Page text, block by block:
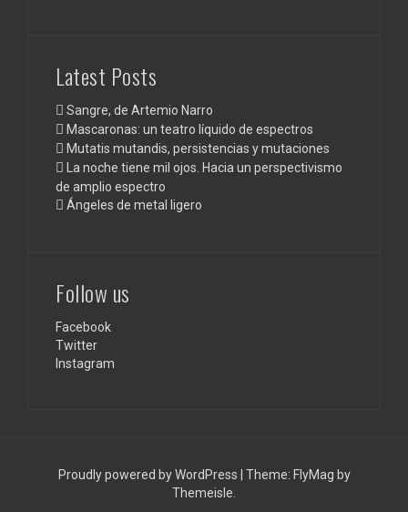
Latest Posts
Sangre, de Artemio Narro
Mascaronas: un teatro líquido de espectros
Mutatis mutandis, persistencias y mutaciones
La noche tiene mil ojos. Hacia un perspectivismo
de amplio espectro
Ángeles de metal ligero
Follow us
Facebook
Twitter
Instagram
Proudly powered by WordPress Theme: FlyMag by
Themeisle.